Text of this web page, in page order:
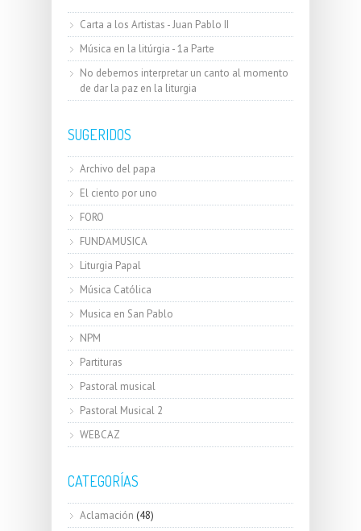
Carta a los Artistas - Juan Pablo II
Música en la litúrgia - 1a Parte
No debemos interpretar un canto al momento
de dar la paz en la liturgia
SUGERIDOS
Archivo del papa
El ciento por uno
FORO
FUNDAMUSICA
Liturgia Papal
Música Católica
Musica en San Pablo
NPM
Partituras
Pastoral musical
Pastoral Musical 2
WEBCAZ
CATEGORÍAS
Aclamación (48)